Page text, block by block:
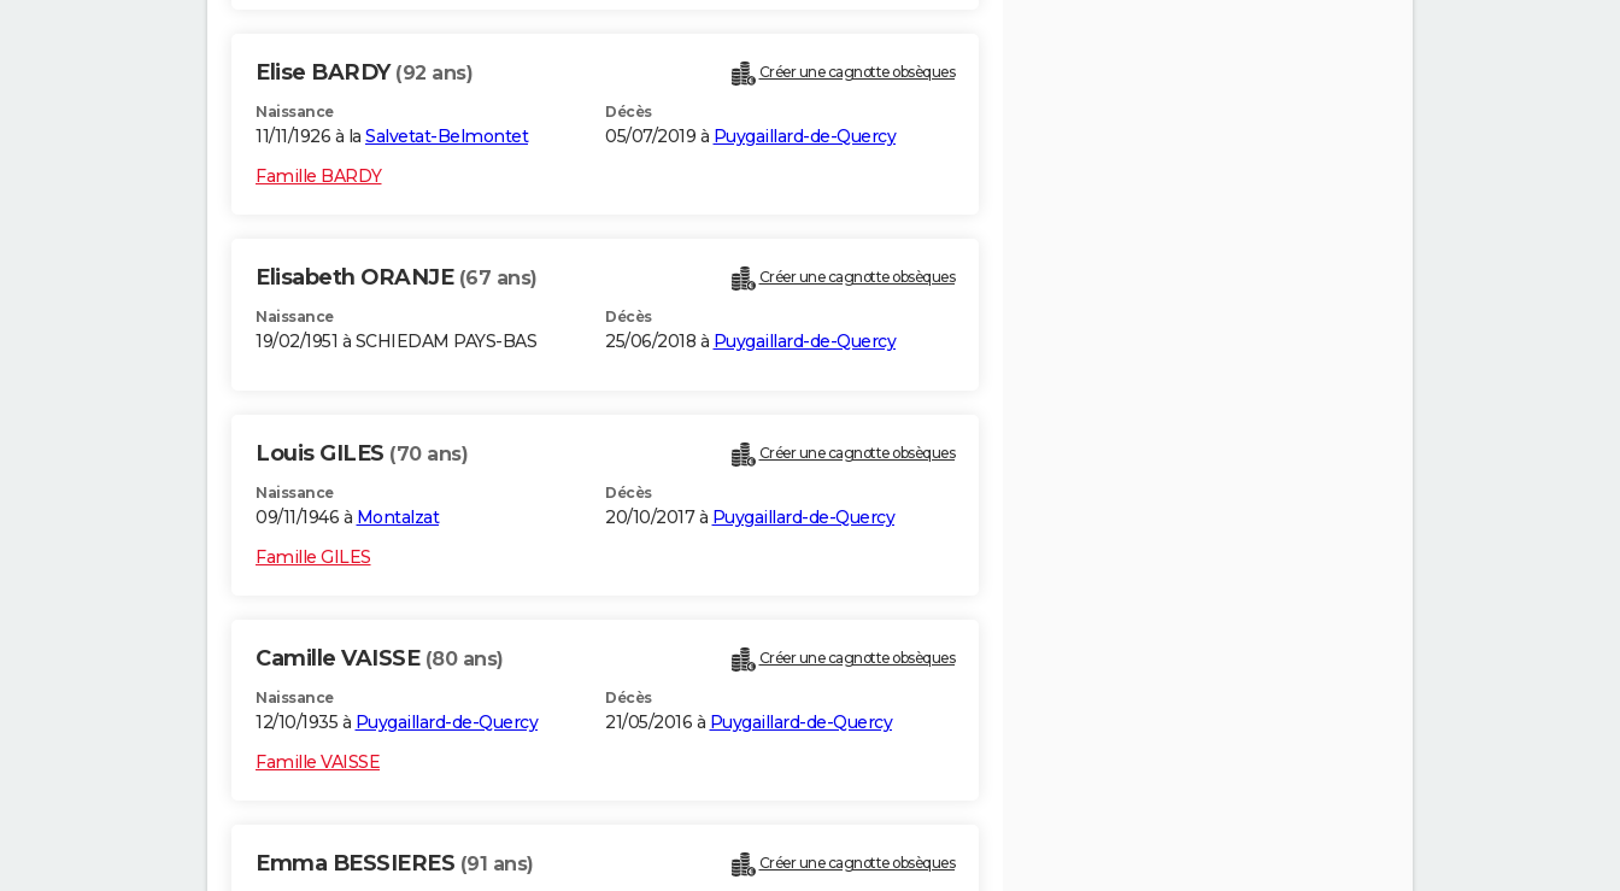
Elise BARDY (92 ans) Créer une cagnotte obsèques
Naissance
11/11/1926 à la Salvetat-Belmontet
Décès
05/07/2019 à Puygaillard-de-Quercy
Famille BARDY
Elisabeth ORANJE (67 ans) Créer une cagnotte obsèques
Naissance
19/02/1951 à SCHIEDAM PAYS-BAS
Décès
25/06/2018 à Puygaillard-de-Quercy
Louis GILES (70 ans) Créer une cagnotte obsèques
Naissance
09/11/1946 à Montalzat
Décès
20/10/2017 à Puygaillard-de-Quercy
Famille GILES
Camille VAISSE (80 ans) Créer une cagnotte obsèques
Naissance
12/10/1935 à Puygaillard-de-Quercy
Décès
21/05/2016 à Puygaillard-de-Quercy
Famille VAISSE
Emma BESSIERES (91 ans) Créer une cagnotte obsèques